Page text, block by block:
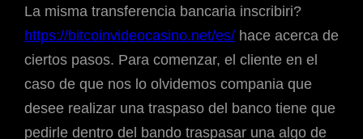
La misma transferencia bancaria inscribiri?
https://bitcoinvideocasino.net/es/ hace acerca de
ciertos pasos. Para comenzar, el cliente en el
caso de que nos lo olvidemos compania que
desee realizar una traspaso del banco tiene que
pedirle dentro del bando traspasar una algo de